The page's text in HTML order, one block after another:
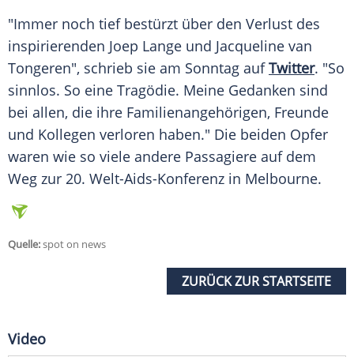
"Immer noch tief bestürzt über den Verlust des
inspirierenden Joep Lange und Jacqueline van
Tongeren", schrieb sie am Sonntag aufTwitter. "So
sinnlos. So eine Tragödie. Meine Gedanken sind
bei allen, die ihre Familienangehörigen, Freunde
und Kollegen verloren haben." Die beiden Opfer
waren wie so viele andere Passagiere auf dem
Weg zur 20. Welt-Aids-Konferenz in Melbourne.
Quelle:spot on news
ZURÜCK ZUR STARTSEITE
Video